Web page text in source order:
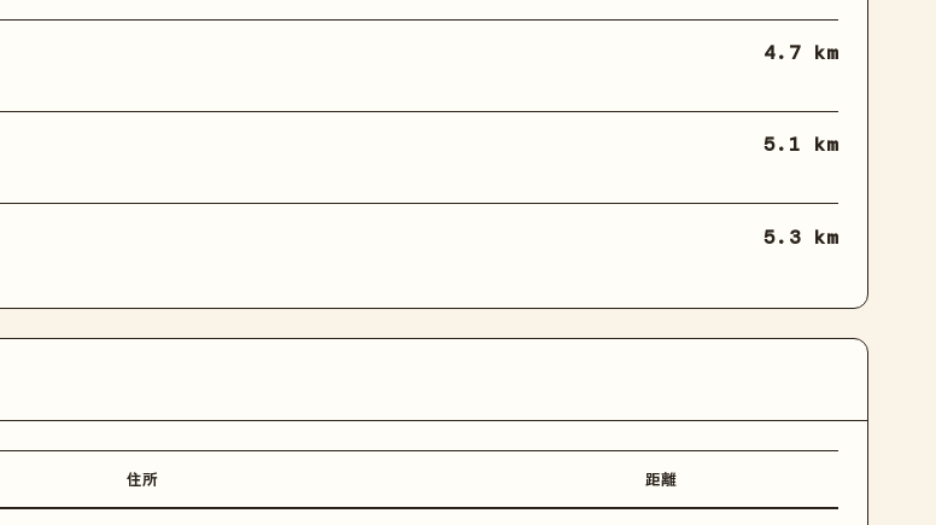
4.7 km
5.1 km
5.3 km
住所 距離